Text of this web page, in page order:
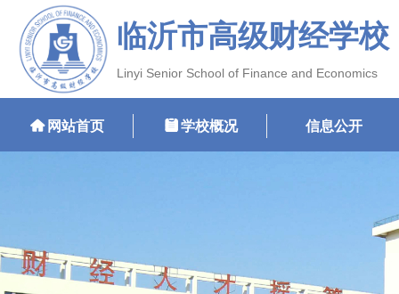
临沂市高级财经学校
Linyi Senior School of Finance and Economics
낀 网站首页 뀳 学校概况 信息公开